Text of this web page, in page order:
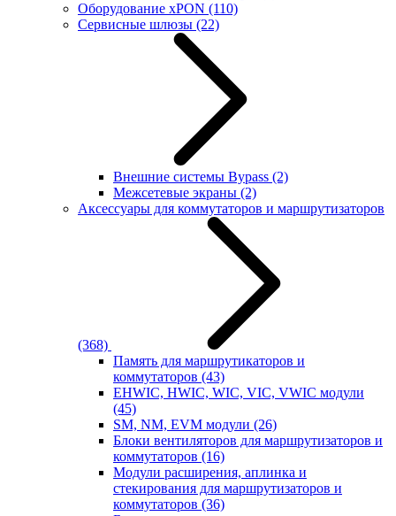
Оборудование xPON (110)
Сервисные шлюзы (22)
Внешние системы Bypass (2)
Межсетевые экраны (2)
Аксессуары для коммутаторов и маршрутизаторов
(368)
Память для маршрутикаторов и
коммутаторов (43)
EHWIC, HWIC, WIC, VIC, VWIC модули
(45)
SM, NM, EVM модули (26)
Блоки вентиляторов для маршрутизаторов и
коммутаторов (16)
Модули расширения, аплинка и
стекирования для маршрутизаторов и
коммутаторов (36)